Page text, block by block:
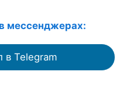
мессенджерах:
в Telegram